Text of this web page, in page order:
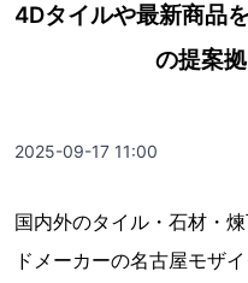
4Dタイルや最新商品
の提案
2025-09-17 11:00
国内外のタイル・石材・
ドメーカーの名古屋モザ